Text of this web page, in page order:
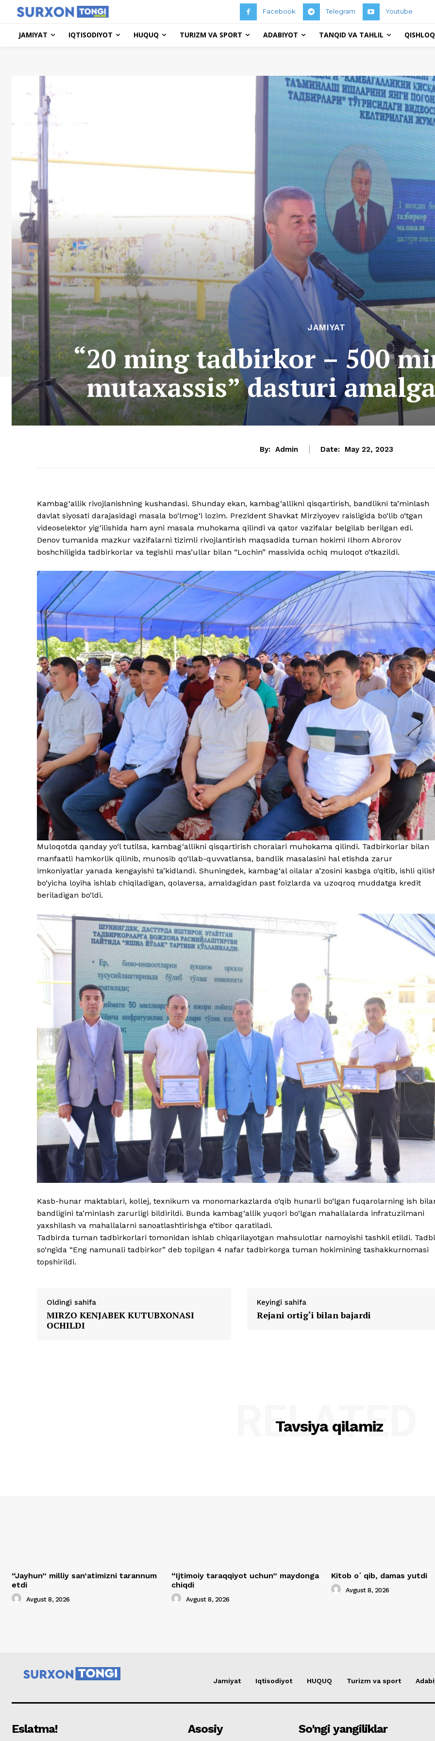
Facebook Telegram Youtube
JAMIYAT IQTISODIYOT HUQUQ TURIZM VA SPORT ADABIYOT TANQID VA TAHLIL
JAMIYAT
“20 ming tadbirkor – 500
mutaxassis” dasturi
By: Admin Date: May 22, 2023
Kambag‘allik rivojlanishning kushandasi. Shunday ekan, kambag‘allikni qisqartirish, bandlikni ta’minlash
davlat siyosati darajasidagi masala bo‘lmog‘i lozim. Prezident Shavkat Mirziyoyev raisligida bo‘lib o‘tgan
videoselektor yig‘ilishida ham ayni masala muhokama qilindi va qator vazifalar belgilab berilgan edi.
Denov tumanida mazkur vazifalarni tizimli rivojlantirish maqsadida tuman hokimi Ilhom Abrorov
boshchiligida tadbirkorlar va tegishli mas’ullar bilan “Lochin” massivida ochiq muloqot o‘tkazildi.
Muloqotda qanday yo‘l tutilsa, kambag‘allikni qisqartirish choralari muhokama qilindi. Tadbirkorlar bilan
manfaatli hamkorlik qilinib, munosib qo‘llab-quvvatlansa, bandlik masalasini hal etishda zarur
imkoniyatlar yanada kengayishi ta’kidlandi. Shuningdek, kambag‘al oilalar a’zosini kasbga o‘qitib, ishli
bo‘yicha loyiha ishlab chiqiladigan, qolaversa, amaldagidan past foizlarda va uzoqroq muddatga kredit
beriladigan bo‘ldi.
Kasb-hunar maktablari, kollej, texnikum va monomarkazlarda o‘qib hunarli bo‘lgan fuqarolarning ish
bandligini ta’minlash zarurligi bildirildi. Bunda kambag‘allik yuqori bo‘lgan mahallalarda infratuzilmani
yaxshilash va mahallalarni sanoatlashtirishga e’tibor qaratiladi.
Tadbirda tuman tadbirkorlari tomonidan ishlab chiqarilayotgan mahsulotlar namoyishi tashkil etildi.
so‘ngida “Eng namunali tadbirkor” deb topilgan 4 nafar tadbirkorga tuman hokimining tashakkurnomasi
topshirildi.
Oldingi sahifa
MIRZO KENJABEK KUTUBXONASI
OCHILDI
Keyingi sahifa
Rejani ortig‘i bilan bajardi
Tavsiya qilamiz
RELATED
“Jayhun” milliy san’atimizni tarannum
etdi
Avgust 8, 2026
“Ijtimoiy taraqqiyot uchun” maydonga
chiqdi
Avgust 8, 2026
Kitob oʻqib, damas yutdi
Avgust 8, 2026
Jamiyat Iqtisodiyot HUQUQ Turizm va sport
Eslatma! Asosiy So'ngi yangiliklar